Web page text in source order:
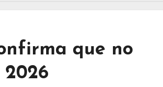
que no